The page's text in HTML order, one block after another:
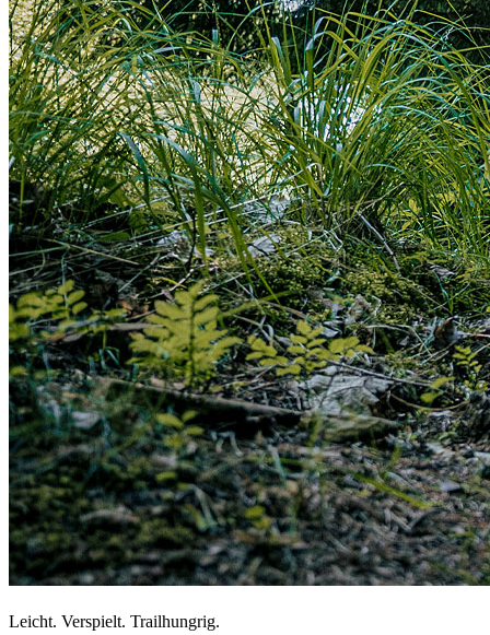
Leicht. Verspielt. Trailhungrig.